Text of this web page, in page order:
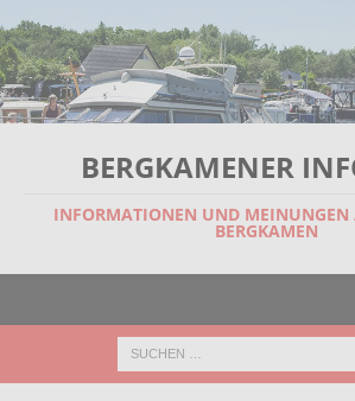
BERGKAMENER
INFORMATIONEN UND MEINUNGEN
BERGKAMEN